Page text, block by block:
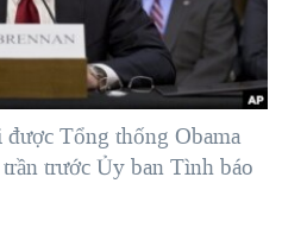
DẢI GAZA
ĐƯỜNGTổng thống Obama
trước Ủy ban Tình báo